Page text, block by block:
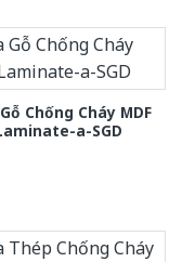
Chống Cháy MDF
a-SGD